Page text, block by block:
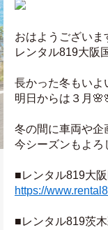
おはようございま
レンタル819大阪
長かった冬もいよ
明日からは３月
冬の間に車両や企
今シーズンもよろ
■レンタル819大
https://
■レンタル819茨